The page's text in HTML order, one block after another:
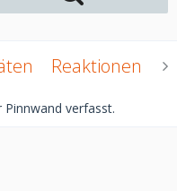
Reaktionen
Pinnwand verfasst.